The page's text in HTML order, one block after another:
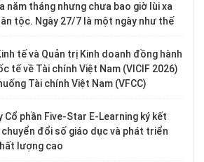
năm tháng nhưng chưa bao giờ lùi xa
tộc. Ngày 27/7 là một ngày như thế
tế và Quản trị Kinh doanh đồng hành
tế về Tài chính Việt Nam (VICIF 2026)
Tài chính Việt Nam (VFCC)
Cổ phần Five-Star E-Learning ký kết
đổi số giáo dục và phát triển
lượng cao